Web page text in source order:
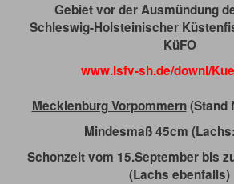
Gebiet vor der Ausmündung
Schleswig-Holsteinischer
KüFO
www.lsfv-sh.de/downl/
Mecklenburg Vorpommern (Stand
Mindesmaß 45cm
Schonzeit vom 15.September bis
(Lachs ebenfalls)